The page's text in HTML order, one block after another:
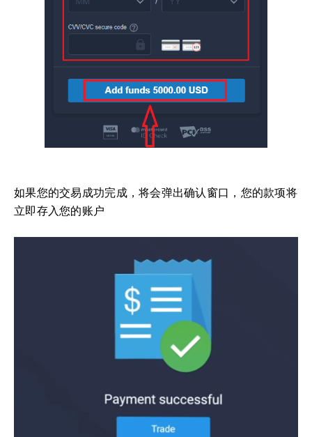
如果您的交易成功完成，将会弹出确认窗口，您的款项将
立即存入您的账户